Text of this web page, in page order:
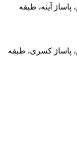
پاساژ آینه، طبقه
پاساژ کسری، طبقه